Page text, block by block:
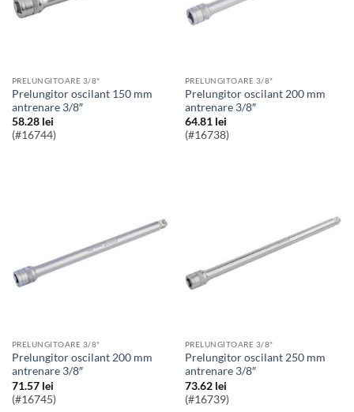
PRELUNGITOARE 3/8"
Prelungitor oscilant 150 mm
antrenare 3/8″
58.28 lei
(#16744)
PRELUNGITOARE 3/8"
Prelungitor oscilant 200 mm
antrenare 3/8″
64.81 lei
(#16738)
PRELUNGITOARE 3/8"
Prelungitor oscilant 200 mm
antrenare 3/8″
71.57 lei
(#16745)
PRELUNGITOARE 3/8"
Prelungitor oscilant 250 mm
antrenare 3/8″
73.62 lei
(#16739)